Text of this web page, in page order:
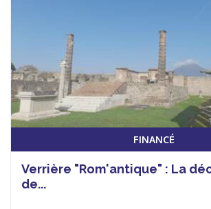
FINANCÉ
Verrière "Rom'antique" : La
de...